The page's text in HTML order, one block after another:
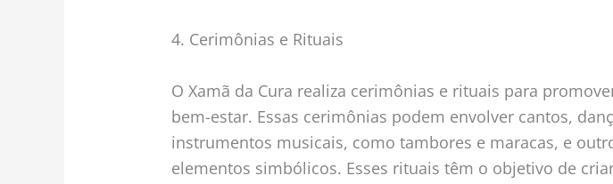
4. Cerimônias e Rituais
O Xamã da Cura realiza cerimônias e rituais para
bem-estar. Essas cerimônias podem envolver cantos,
instrumentos musicais, como tambores e maracas, e
elementos simbólicos. Esses rituais têm o objetivo de